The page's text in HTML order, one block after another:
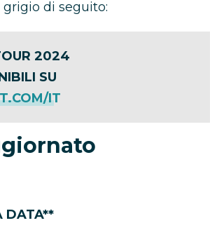
di seguito:
2024
SU
IT
DATA**